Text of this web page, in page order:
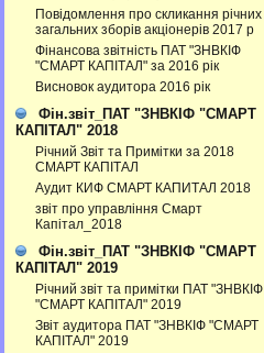
Повідомлення про скликання річних
загальних зборів акціонерів 2017 р
Фінансова звітність ПАТ "ЗНВКІФ
"СМАРТ КАПІТАЛ" за 2016 рік
Висновок аудитора 2016 рік
Фін.звіт_ПАТ "ЗНВКІФ "СМАРТ
КАПІТАЛ" 2018
Річний Звіт та Примітки за 2018
СМАРТ КАПІТАЛ
Аудит КИФ СМАРТ КАПИТАЛ 2018
звіт про управління Смарт
Капітал_2018
Фін.звіт_ПАТ "ЗНВКІФ "СМАРТ
КАПІТАЛ" 2019
Річний звіт та примітки ПАТ "ЗНВКІФ
"СМАРТ КАПІТАЛ" 2019
Звіт аудитора ПАТ "ЗНВКІФ "СМАРТ
КАПІТАЛ" 2019